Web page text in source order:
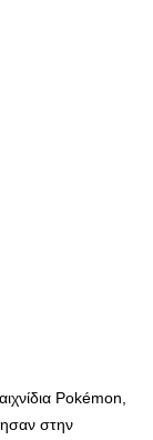
Pokémon,
στην